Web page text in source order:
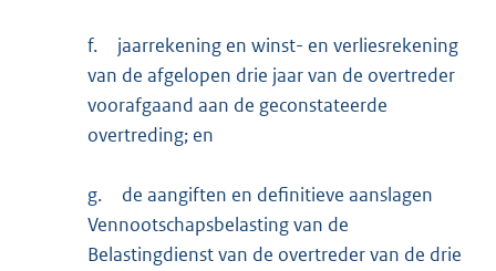
f.
jaarrekening en winst- en verliesrekening
van de afgelopen drie jaar van de overtreder
voorafgaand aan de geconstateerde
overtreding; en
g.
de aangiften en definitieve aanslagen
Vennootschapsbelasting van de
Belastingdienst van de overtreder van de drie